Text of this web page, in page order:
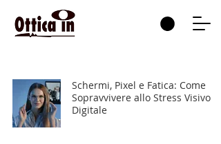
Schermi, Pixel e Fatica: Come
Sopravvivere allo Stress Visivo
Digitale